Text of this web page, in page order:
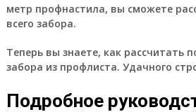
метр профнастила, вы сможете
всего забора.
Теперь вы знаете, как рассчитать
забора из профлиста. Удачного
Подробное